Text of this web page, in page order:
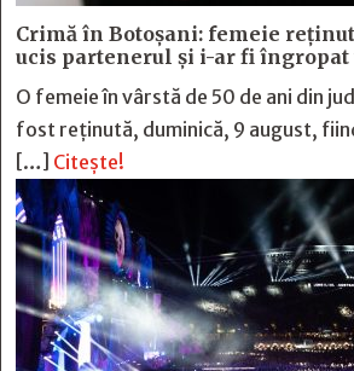
Crimă în Botoșani: femeie
ucis partenerul și i-ar fi
O femeie în vârstă de 50 de ani din
fost reținută, duminică, 9 august,
[…] Citește!